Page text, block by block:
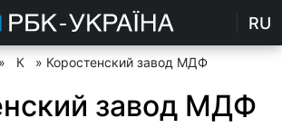
RU
» К » Коростенский завод МДФ
завод МДФ